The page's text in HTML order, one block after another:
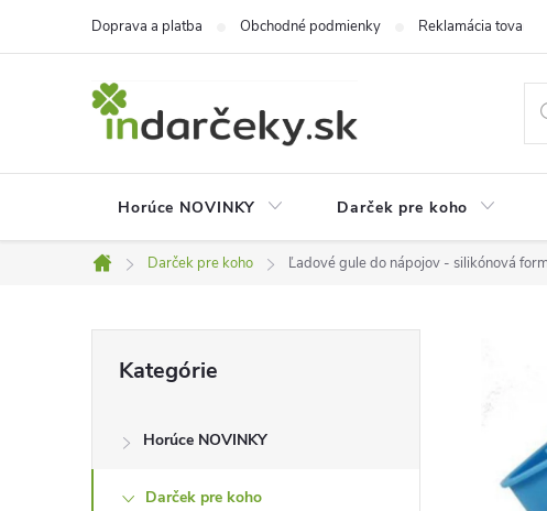
Doprava a platba Obchodné podmienky Reklamácia tovaru
Horúce NOVINKY Darček pre koho
Domov
Darček pre koho Ľadové gule do nápojov - silikónová
č
kategórie
Kategórie
Horúce NOVINKY
Darček pre koho